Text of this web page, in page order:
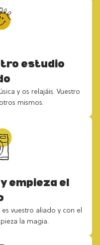
estudio
y os relajáis. Vuestro
mismos.
empieza el
vuestro aliado y con el
la magia.